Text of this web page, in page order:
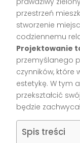
przestrzeń
stworzenie
codziennemu
Projektowanie
przemyślanego
czynników, które
estetykę. W tym
przekształcić
będzie
Spis treści